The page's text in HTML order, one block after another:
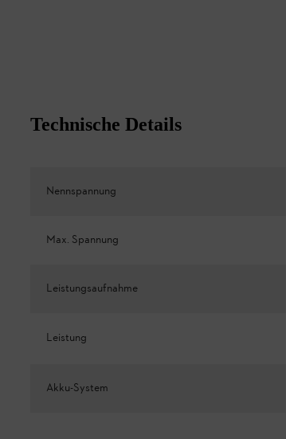
Technische Details
Nennspannung
Max. Spannung
Leistungsaufnahme
Leistung
Akku-System